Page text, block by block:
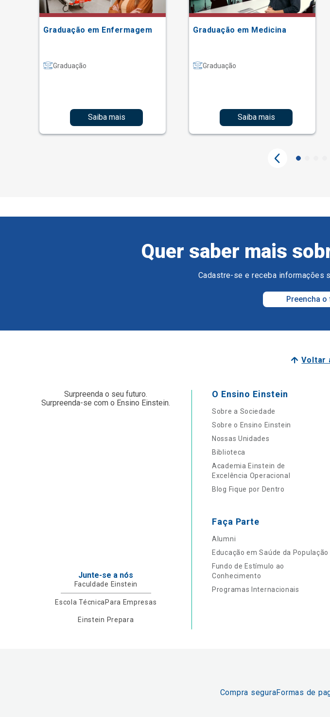
Graduação em Enfermagem
Graduação
Saiba mais
Graduação em Medicina
Graduação
Saiba mais
Quer saber mais
Cadastre-se e receba informações
Preencha
Voltar
Surpreenda o seu futuro.
Surpreenda-se com o Ensino Einstein.
Junte-se a nós
Faculdade Einstein
Escola TécnicaPara Empresas
Einstein Prepara
O Ensino Einstein
Sobre a Sociedade
Sobre o Ensino Einstein
Nossas Unidades
Biblioteca
Academia Einstein de
Excelência Operacional
Blog Fique por Dentro
Faça Parte
Alumni
Educação em Saúde da População
Fundo de Estímulo ao
Conhecimento
Programas Internacionais
Compra seguraFormas de